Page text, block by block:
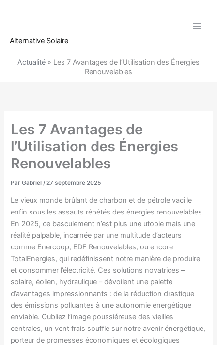
Alternative Solaire
Actualité » Les 7 Avantages de l’Utilisation des Énergies
Renouvelables
Les 7 Avantages de
l’Utilisation des Énergies
Renouvelables
ParGabriel/27 septembre 2025
Le vieux monde brûlant de charbon et de pétrole vacille
enfin sous les assauts répétés des énergies renouvelables.
En 2025, ce basculement n’est plus une utopie mais une
réalité palpable, incarnée par une multitude d’acteurs
comme Enercoop, EDF Renouvelables, ou encore
TotalEnergies, qui redéfinissent notre manière de produire
et consommer l’électricité. Ces solutions novatrices –
solaire, éolien, hydraulique – dévoilent une palette
d’avantages impressionnants : de la réduction drastique
des émissions polluantes à une autonomie énergétique
enviable. Oubliez l’image poussiéreuse des vieilles
centrales, un vent frais souffle sur notre avenir énergétique,
porteur de promesses économiques et écologiques